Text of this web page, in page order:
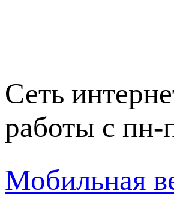
Сеть
работы с
Мобильная